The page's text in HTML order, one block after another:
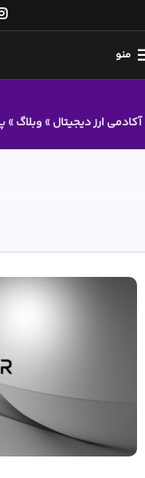
منو
آکادمی ارز دیجیتال» وبلاگ»